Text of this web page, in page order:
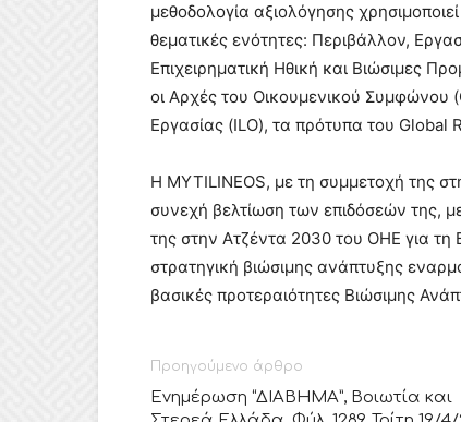
μεθοδολογία αξιολόγησης
θεματικές ενότητες: Περιβάλλον,
Επιχειρηματική Ηθική και Βιώσιμες
οι Αρχές του Οικουμενικού Συμφώνου
Εργασίας (ILO), τα πρότυπα του
Η MYTILINEOS, με τη συμμετοχή της
συνεχή βελτίωση των επιδόσεών της,
της στην Ατζέντα 2030 του ΟΗΕ για τη
στρατηγική βιώσιμης ανάπτυξης
βασικές προτεραιότητες Βιώσιμης
Προηγούμενο άρθρο
Ενημέρωση “ΔΙΑΒΗΜΑ”, Βοιωτία και